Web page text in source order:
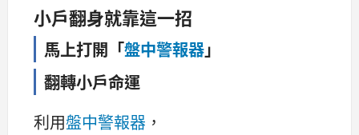
小戶翻身就靠這一招
馬上打開「盤中警報器」
翻轉小戶命運
利用盤中警報器 ，